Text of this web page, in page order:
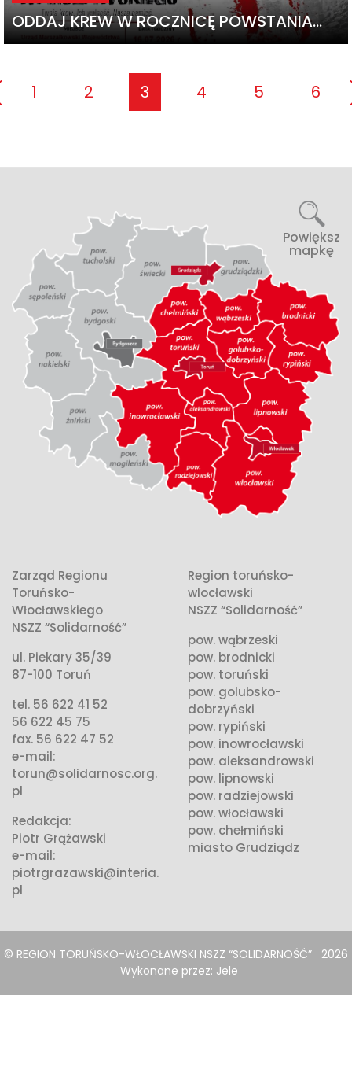
ODDAJ KREW W ROCZNICĘ POWSTANIA…
1 2 3 4 5 6
Powiększ
mapkę
Zarząd Regionu
Toruńsko-
Włocławskiego
NSZZ “Solidarność”
ul. Piekary 35/39
87-100 Toruń
tel. 56 622 41 52
56 622 45 75
fax. 56 622 47 52
e-mail:
torun@solidarnosc.org.
pl
Redakcja:
Piotr Grążawski
e-mail:
piotrgrazawski@interia.
pl
Region toruńsko-
wlocławski
NSZZ “Solidarność”
pow. wąbrzeski
pow. brodnicki
pow. toruński
pow. golubsko-
dobrzyński
pow. rypiński
pow. inowrocławski
pow. aleksandrowski
pow. lipnowski
pow. radziejowski
pow. włocławski
pow. chełmiński
miasto Grudziądz
© REGION TORUŃSKO-WŁOCŁAWSKI NSZZ “SOLIDARNOŚĆ”
2026
Wykonane przez: Jele